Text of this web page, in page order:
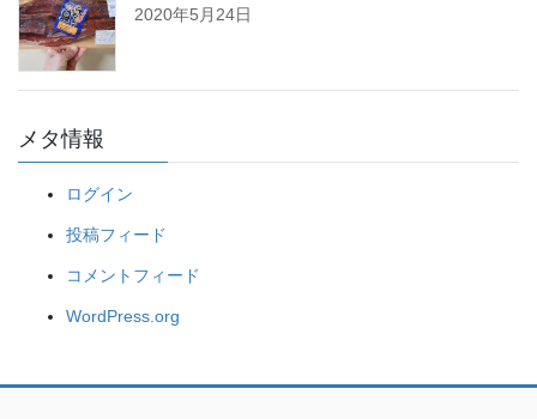
2020年5月24日
メタ情報
ログイン
投稿フィード
コメントフィード
WordPress.org